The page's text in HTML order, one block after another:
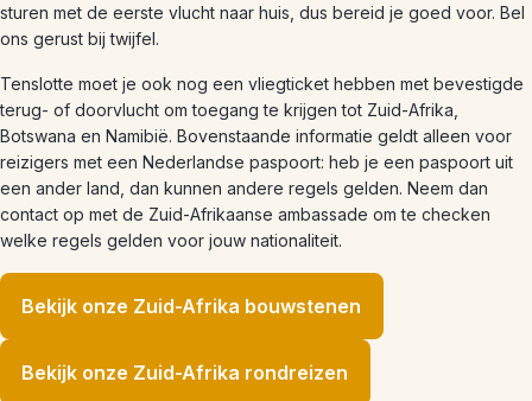
sturen met de eerste vlucht naar huis, dus bereid je goed voor. Bel
ons gerust bij twijfel.
Tenslotte moet je ook nog een vliegticket hebben met bevestigde
terug- of doorvlucht om toegang te krijgen tot Zuid-Afrika,
Botswana en Namibië. Bovenstaande informatie geldt alleen voor
reizigers met een Nederlandse paspoort: heb je een paspoort uit
een ander land, dan kunnen andere regels gelden. Neem dan
contact op met de Zuid-Afrikaanse ambassade om te checken
welke regels gelden voor jouw nationaliteit.
Bekijk onze Zuid-Afrika bouwstenen
Bekijk onze Zuid-Afrika rondreizen